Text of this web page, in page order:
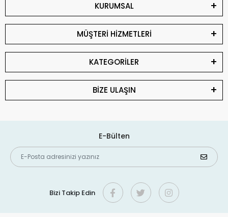
KURUMSAL
MÜŞTERİ HİZMETLERİ
KATEGORİLER
BİZE ULAŞIN
E-Bülten
Bizi Takip Edin